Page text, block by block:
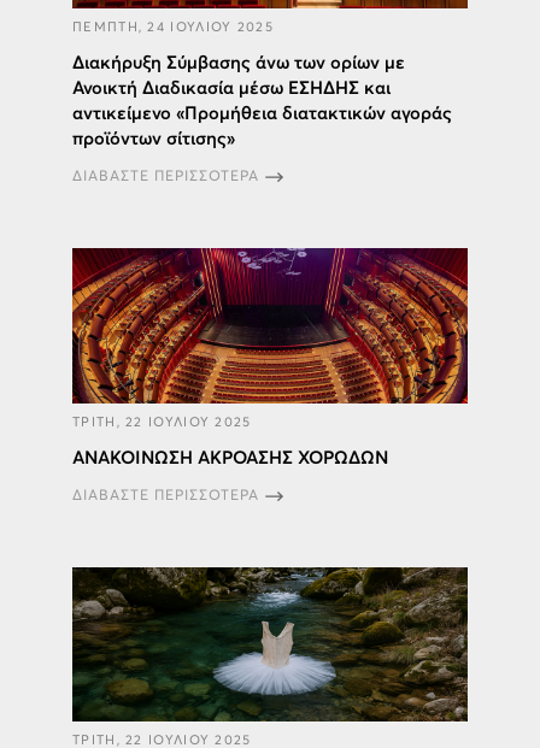
ΠΕΜΠΤΗ, 24 ΙΟΥΛΙΟΥ 2025
Διακήρυξη Σύμβασης άνω των ορίων με
Ανοικτή Διαδικασία μέσω ΕΣΗΔΗΣ και
αντικείμενο «Προμήθεια διατακτικών αγοράς
προϊόντων σίτισης»
ΔΙΑΒΑΣΤΕ ΠΕΡΙΣΣΟΤΕΡΑ
ΤΡΙΤΗ, 22 ΙΟΥΛΙΟΥ 2025
ΑΝΑΚΟΙΝΩΣΗ ΑΚΡΟΑΣΗΣ ΧΟΡΩΔΩΝ
ΔΙΑΒΑΣΤΕ ΠΕΡΙΣΣΟΤΕΡΑ
ΤΡΙΤΗ, 22 ΙΟΥΛΙΟΥ 2025